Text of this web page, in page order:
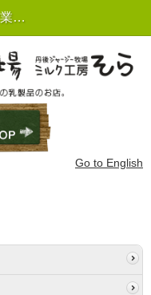
7月、８月の営業日のお知らせ | お知らせ
Go to English